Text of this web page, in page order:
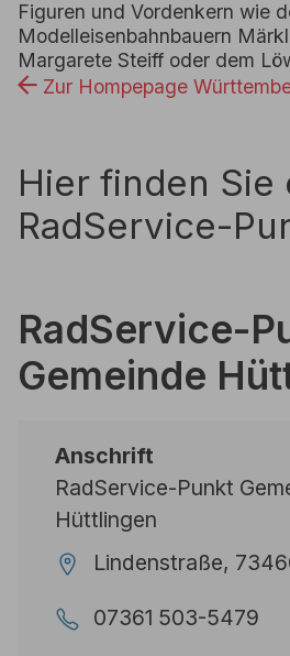
Figuren und Vordenkern wie
Modelleisenbahnbauern
Margarete Steiff oder dem
Zur Hompepage
Hier finden Sie
RadService-
RadService-
Gemeinde
Anschrift
RadService-Punkt
Hüttlingen
Lindenstraße,
07361 503-5479